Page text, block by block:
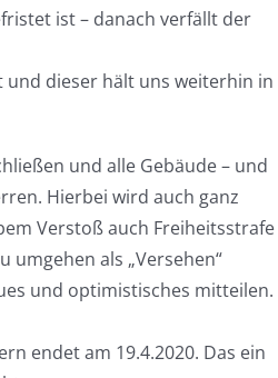
ist – danach verfällt der
und dieser hält uns weiterhin in
und alle Gebäude – und
Hierbei wird auch ganz
Verstoß auch Freiheitsstrafe
umgehen als „Versehen“
und optimistisches mitteilen.
endet am 19.4.2020. Das ein